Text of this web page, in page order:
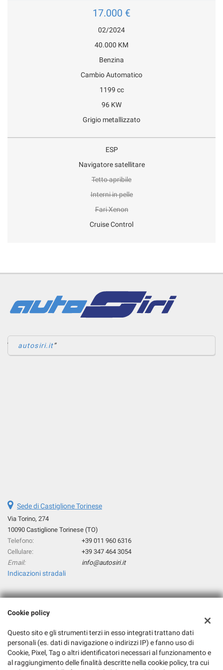
17.000 €
02/2024
40.000 KM
Benzina
Cambio Automatico
1199 cc
96 KW
Grigio metallizzato
ESP
Navigatore satellitare
Tetto apribile
Interni in pelle
Fari Xenon
Cruise Control
autosiri.it
Sede di Castiglione Torinese
Via Torino, 274
10090 Castiglione Torinese (TO)
Telefono:
+39 011 960 6316
Cellulare:
+39 347 464 3054
Email:
info@autosiri.it
Indicazioni stradali
Dati fiscali:
Via Torino, 274, Castiglione Torinese (TO)
C.F/P.IVA:02701730018
Registro delle imprese:TO
Cookie policy
Questo sito e gli strumenti terzi in esso integrati trattano dati
personali (es. dati di navigazione o indirizzi IP) e fanno uso di
Cookie, Pixel, Tag o altri identificatori necessari al funzionamento e
al raggiungimento delle finalità descritte nella cookie policy, tra cui